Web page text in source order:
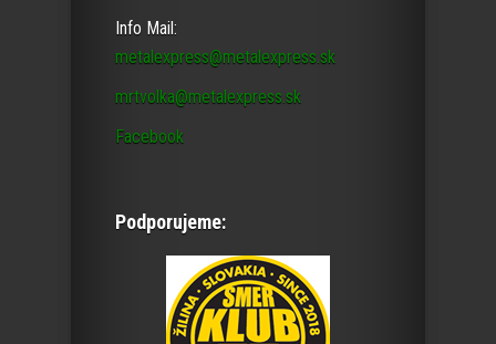
Info Mail:
metalexpress@metalexpress.sk
mrtvolka@metalexpress.sk
Facebook
Podporujeme: